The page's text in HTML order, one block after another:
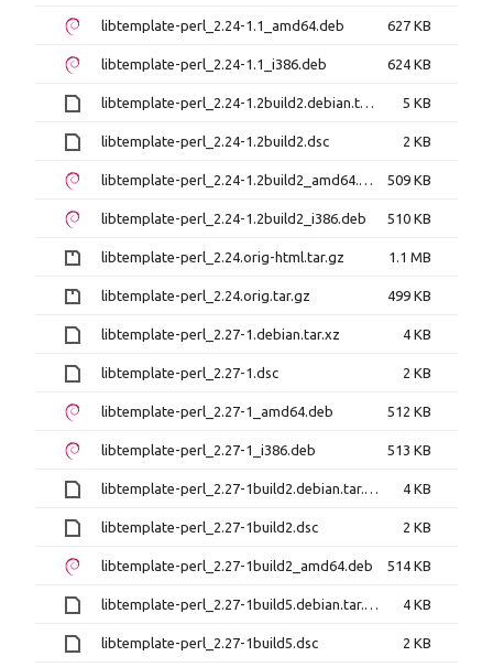
libtemplate-perl_2.24-1.1_amd64.deb 627 KB
libtemplate-perl_2.24-1.1_i386.deb 624 KB
libtemplate-perl_2.24-1.2build2.debian.tar.xz 5 KB
libtemplate-perl_2.24-1.2build2.dsc 2 KB
libtemplate-perl_2.24-1.2build2_amd64.deb 509 KB
libtemplate-perl_2.24-1.2build2_i386.deb 510 KB
libtemplate-perl_2.24.orig-html.tar.gz 1.1 MB
libtemplate-perl_2.24.orig.tar.gz 499 KB
libtemplate-perl_2.27-1.debian.tar.xz 4 KB
libtemplate-perl_2.27-1.dsc 2 KB
libtemplate-perl_2.27-1_amd64.deb 512 KB
libtemplate-perl_2.27-1_i386.deb 513 KB
libtemplate-perl_2.27-1build2.debian.tar.xz 4 KB
libtemplate-perl_2.27-1build2.dsc 2 KB
libtemplate-perl_2.27-1build2_amd64.deb 514 KB
libtemplate-perl_2.27-1build5.debian.tar.xz 4 KB
libtemplate-perl_2.27-1build5.dsc 2 KB